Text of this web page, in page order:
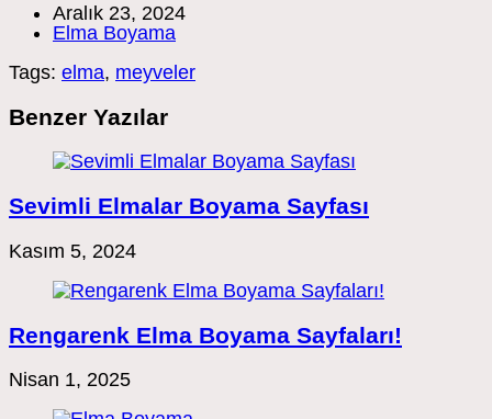
Post
published:
Aralık 23, 2024
Post
Elma Boyama
Tags: elma, meyveler
Benzer Yazılar
Sevimli Elmalar Boyama Sayfası
Kasım 5, 2024
Rengarenk Elma Boyama Sayfaları!
Nisan 1, 2025